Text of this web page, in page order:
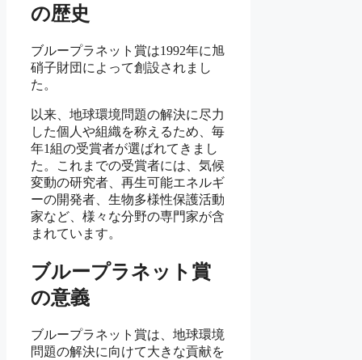
の歴史
ブループラネット賞は1992年に旭
硝子財団によって創設されまし
た。
以来、地球環境問題の解決に尽力
した個人や組織を称えるため、毎
年1組の受賞者が選ばれてきまし
た。これまでの受賞者には、気候
変動の研究者、再生可能エネルギ
ーの開発者、生物多様性保護活動
家など、様々な分野の専門家が含
まれています。
ブループラネット賞
の意義
ブループラネット賞は、地球環境
問題の解決に向けて大きな貢献を